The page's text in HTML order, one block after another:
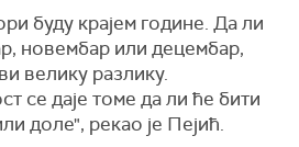
буду крајем године. Да ли
новембар или децембар,
велику разлику.
се даје томе да ли ће бити
доле", рекао је Пејић.